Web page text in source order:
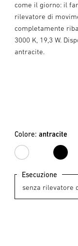
come il giorno: il
rilevatore di
completamente
3000 K, 19,3 W.
antracite.
Colore: antracite
bianco
Esecuzione